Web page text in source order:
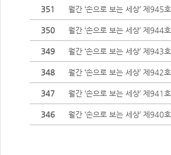
351 월간 ‘손으로 보는 세상’ 제945호
350 월간 ‘손으로 보는 세상’ 제944호
349 월간 ‘손으로 보는 세상’ 제943호
348 월간 ‘손으로 보는 세상’ 제942호
347 월간 ‘손으로 보는 세상’ 제941호
346 월간 ‘손으로 보는 세상’ 제940호